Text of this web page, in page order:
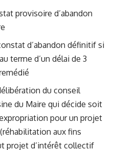
provisoire d’abandon
d’abandon définitif si
terme d’un délai de 3
du conseil
du Maire qui décide soit
pour un projet
aux fins
projet d’intérêt collectif